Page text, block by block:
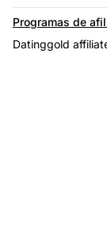
Programas de
Datinggold